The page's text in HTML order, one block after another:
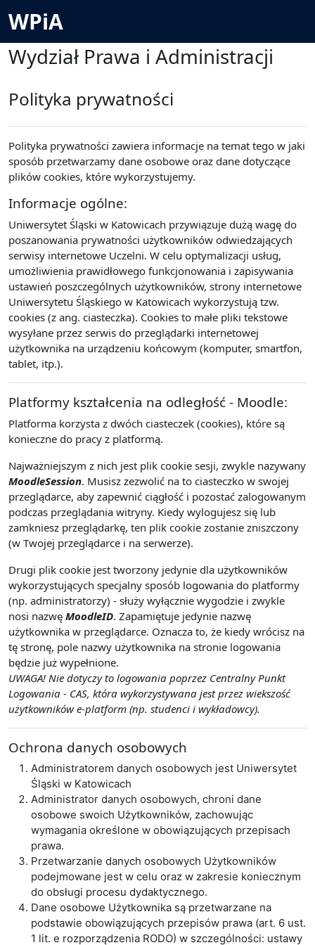
WPiA
Wydział Prawa i Administracji
Polityka prywatności
Polityka prywatności zawiera informacje na temat tego w jaki
sposób przetwarzamy dane osobowe oraz dane dotyczące
plików cookies, które wykorzystujemy.
Informacje ogólne:
Uniwersytet Śląski w Katowicach przywiązuje dużą wagę do
poszanowania prywatności użytkowników odwiedzających
serwisy internetowe Uczelni. W celu optymalizacji usług,
umożliwienia prawidłowego funkcjonowania i zapisywania
ustawień poszczególnych użytkowników, strony internetowe
Uniwersytetu Śląskiego w Katowicach wykorzystują tzw.
cookies (z ang. ciasteczka). Cookies to małe pliki tekstowe
wysyłane przez serwis do przeglądarki internetowej
użytkownika na urządzeniu końcowym (komputer, smartfon,
tablet, itp.).
Platformy kształcenia na odległość - Moodle:
Platforma korzysta z dwóch ciasteczek (cookies), które są
konieczne do pracy z platformą.
Najważniejszym z nich jest plik cookie sesji, zwykle nazywany
MoodleSession. Musisz zezwolić na to ciasteczko w swojej
przeglądarce, aby zapewnić ciągłość i pozostać zalogowanym
podczas przeglądania witryny. Kiedy wylogujesz się lub
zamkniesz przeglądarkę, ten plik cookie zostanie zniszczony
(w Twojej przeglądarce i na serwerze).
Drugi plik cookie jest tworzony jedynie dla użytkowników
wykorzystujących specjalny sposób logowania do platformy
(np. administratorzy) - służy wyłącznie wygodzie i zwykle
nosi nazwę MoodleID. Zapamiętuje jedynie nazwę
użytkownika w przeglądarce. Oznacza to, że kiedy wrócisz na
tę stronę, pole nazwy użytkownika na stronie logowania
będzie już wypełnione.
UWAGA! Nie dotyczy to logowania poprzez Centralny Punkt
Logowania - CAS, która wykorzystywana jest przez wiekszość
użytkowników e-platform (np. studenci i wykładowcy).
Ochrona danych osobowych
Administratorem danych osobowych jest Uniwersytet
Śląski w Katowicach
Administrator danych osobowych, chroni dane
osobowe swoich Użytkowników, zachowując
wymagania określone w obowiązujących przepisach
prawa.
Przetwarzanie danych osobowych Użytkowników
podejmowane jest w celu oraz w zakresie koniecznym
do obsługi procesu dydaktycznego.
Dane osobowe Użytkownika są przetwarzane na
podstawie obowiązujących przepisów prawa (art. 6 ust.
1 lit. e rozporządzenia RODO) w szczególności: ustawy